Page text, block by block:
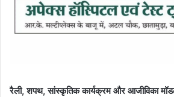
रैली, शपथ, सांस्कृतिक कार्यक्रम और आजीविका